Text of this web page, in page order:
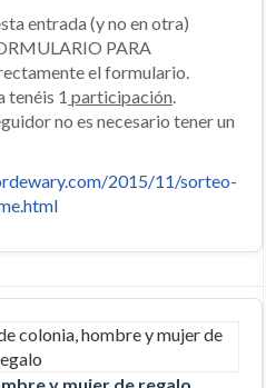
entrada (y no en otra)
PARA
el formulario.
tenéis 1 participación
no es necesario tener un
2015/11/sorteo-